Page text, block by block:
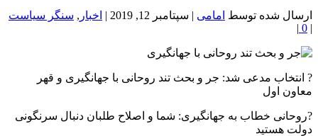
ارسال شده توسط امامی | سپتامبر 12, 2019 | اخبار , سنگر سیاست
|
0
|
? انتخاب مدعی شد: جر و بحث تند روحانی با جهانگیری و قهر
معاون اول
?روحانی خطاب به جهانگیری: شما و اصلاح طلبان دنبال سرنگونی
دولت هستید